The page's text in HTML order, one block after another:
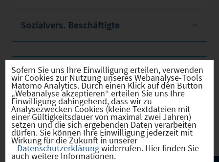
Sozialvers. Beschäftigte
Verkehrsinfrastruktur
Kommunale Infrastruktur
Sofern Sie uns Ihre Einwilligung erteilen, verwenden
wir Cookies zur Nutzung unseres Webanalyse-Tools
Matomo Analytics. Durch einen Klick auf den Button
„Webanalyse akzeptieren“ erteilen Sie uns Ihre
Einwilligung dahingehend, dass wir zu
Analysezwecken Cookies (kleine Textdateien mit
einer Gültigkeitsdauer von maximal zwei Jahren)
setzen und die sich ergebenden Daten verarbeiten
dürfen. Sie können Ihre Einwilligung jederzeit mit
Wirkung für die Zukunft in unserer
Datenschutzerklärungwiderrufen. Hier finden Sie
auch weitere Informationen.